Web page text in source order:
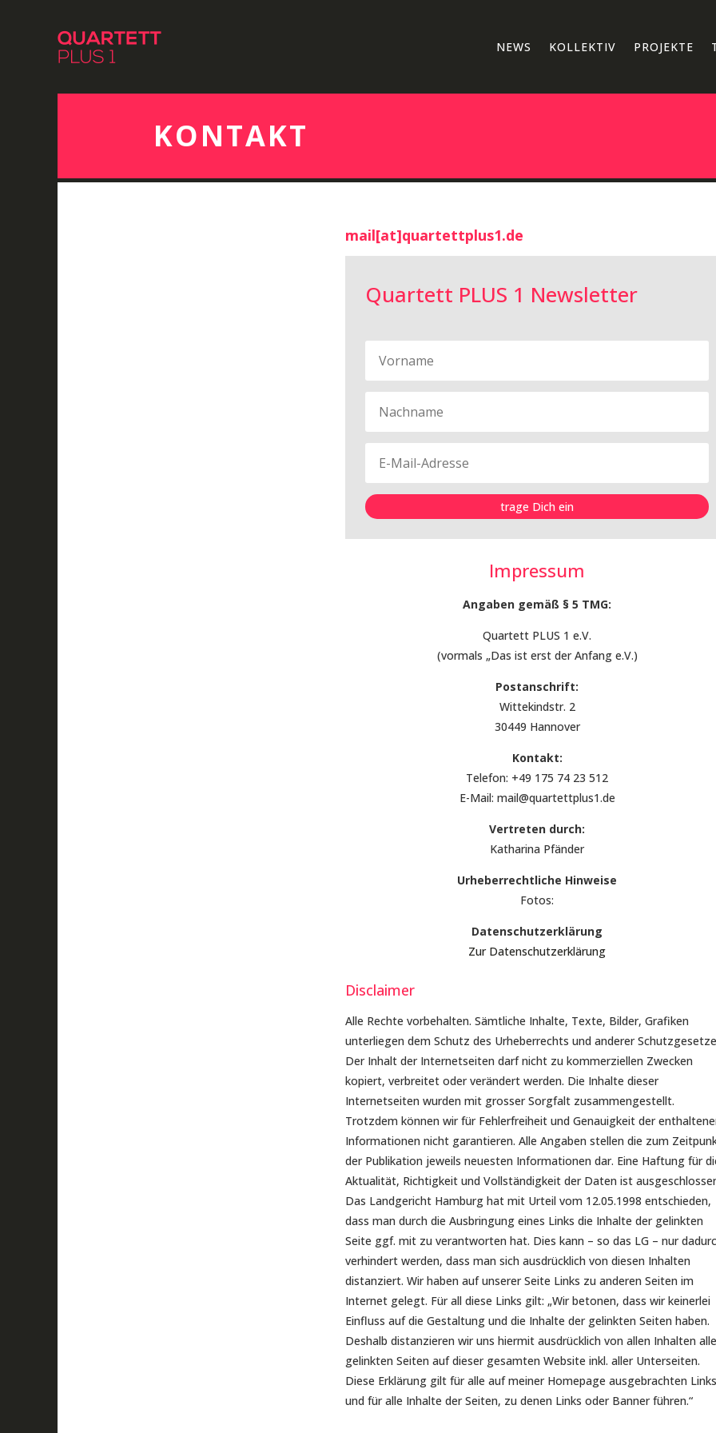
NEWS KOLLEKTIV PROJEKTE
KONTAKT
mail[at]quartettplus1.de
Quartett PLUS 1 Newsletter
trage Dich ein
Impressum
Angaben gemäß § 5 TMG:
Quartett PLUS 1 e.V.
(vormals „Das ist erst der Anfang e.V.)
Postanschrift:
Wittekindstr. 2
30449 Hannover
Kontakt:
Telefon: +49 175 74 23 512
E-Mail: mail@quartettplus1.de
Vertreten durch:
Katharina Pfänder
Urheberrechtliche Hinweise
Fotos:
Datenschutzerklärung
Zur Datenschutzerklärung
Disclaimer
Alle Rechte vorbehalten. Sämtliche Inhalte, Texte, Bilder, Grafiken
unterliegen dem Schutz des Urheberrechts und anderer
Der Inhalt der Internetseiten darf nicht zu kommerziellen Zwecken
kopiert, verbreitet oder verändert werden. Die Inhalte dieser
Internetseiten wurden mit grosser Sorgfalt zusammengestellt.
Trotzdem können wir für Fehlerfreiheit und Genauigkeit der
Informationen nicht garantieren. Alle Angaben stellen die zum
der Publikation jeweils neuesten Informationen dar. Eine Haftung für
Aktualität, Richtigkeit und Vollständigkeit der Daten ist
Das Landgericht Hamburg hat mit Urteil vom 12.05.1998 entschieden,
dass man durch die Ausbringung eines Links die Inhalte der gelinkten
Seite ggf. mit zu verantworten hat. Dies kann – so das LG – nur
verhindert werden, dass man sich ausdrücklich von diesen Inhalten
distanziert. Wir haben auf unserer Seite Links zu anderen Seiten im
Internet gelegt. Für all diese Links gilt: „Wir betonen, dass wir keinerlei
Einfluss auf die Gestaltung und die Inhalte der gelinkten Seiten haben.
Deshalb distanzieren wir uns hiermit ausdrücklich von allen Inhalten
gelinkten Seiten auf dieser gesamten Website inkl. aller Unterseiten.
Diese Erklärung gilt für alle auf meiner Homepage ausgebrachten Links
und für alle Inhalte der Seiten, zu denen Links oder Banner führen.“